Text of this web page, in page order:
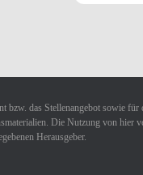
bzw. das Stellenangebot sowie
Die Nutzung von
Herausgeber.